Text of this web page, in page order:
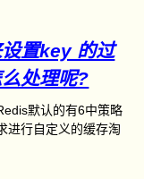
置key 的过
处理呢?
默认的有6中策略
进行自定义的缓存淘